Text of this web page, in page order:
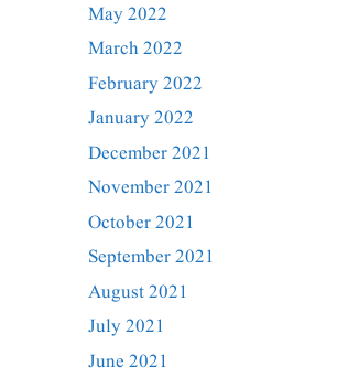
May 2022
March 2022
February 2022
January 2022
December 2021
November 2021
October 2021
September 2021
August 2021
July 2021
June 2021